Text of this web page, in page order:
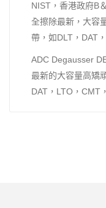
NIST，香港政府B
全擦除最新，大容
帶，如DLT，DAT
ADC Degausser
最新的大容量高矯
DAT，LTO，CMT